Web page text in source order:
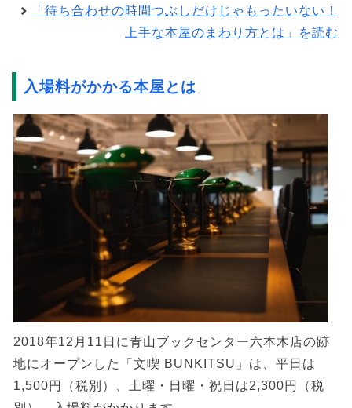
「待ち合わせの時間つぶしだけじゃもったいない！
上手な本屋のまわり方とは」を読む
入場料がかかる本屋とは
2018年12月11日に青山ブックセンター六本木店の跡
地にオープンした「文喫 BUNKITSU」は、平日は
1,500円（税別）、土曜・日曜・祝日は2,300円（税